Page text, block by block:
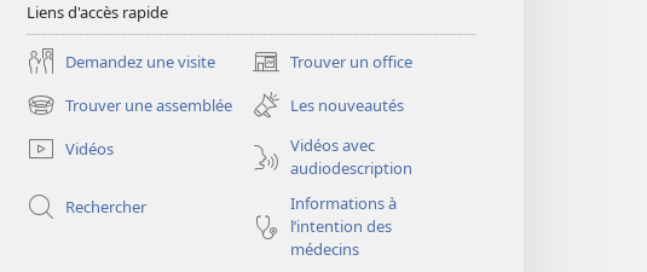
Liens d'accès rapide
Demandez une visite Trouver un office
(ouvre
une
nouvelle
fenêtre)
Trouver une assemblée
(ouvre
une
nouvelle
Les nouveautés
Vidéos
Vidéos avec
audiodescription
Rechercher
Informations à
l’intention des
médecins